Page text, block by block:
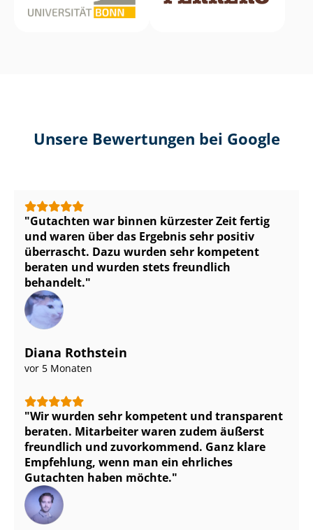
Unsere Bewertungen bei Google
Gutachten war binnen kürzester Zeit fertig
und waren über das Ergebnis sehr positiv
überrascht. Dazu wurden sehr kompetent
beraten und wurden stets freundlich
behandelt.
Diana Rothstein
vor 5 Monaten
Wir wurden sehr kompetent und transparent
beraten. Mitarbeiter waren zudem äußerst
freundlich und zuvorkommend. Ganz klare
Empfehlung, wenn man ein ehrliches
Gutachten haben möchte.